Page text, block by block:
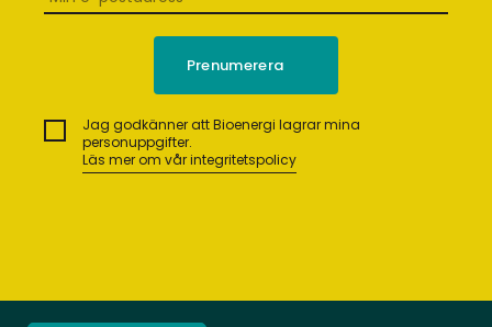
Jag godkänner att Bioenergi lagrar mina
personuppgifter.
Läs mer om vår integritetspolicy